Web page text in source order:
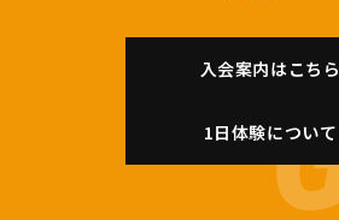
入会案内はこちら
1日体験について